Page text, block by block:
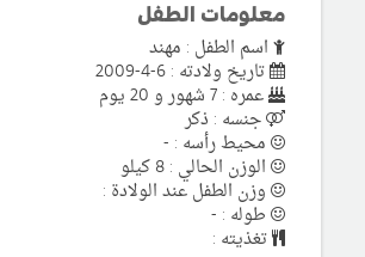
معلومات الطفل
اسم الطفل : مهند
تاريخ ولادته : 6-4-2009
عمره : 7 شهور و 20 يوم
جنسه : ذكر
محيط رأسه : -
الوزن الحالي : 8 كيلو
وزن الطفل عند الولادة :
طوله : -
تغذيته :